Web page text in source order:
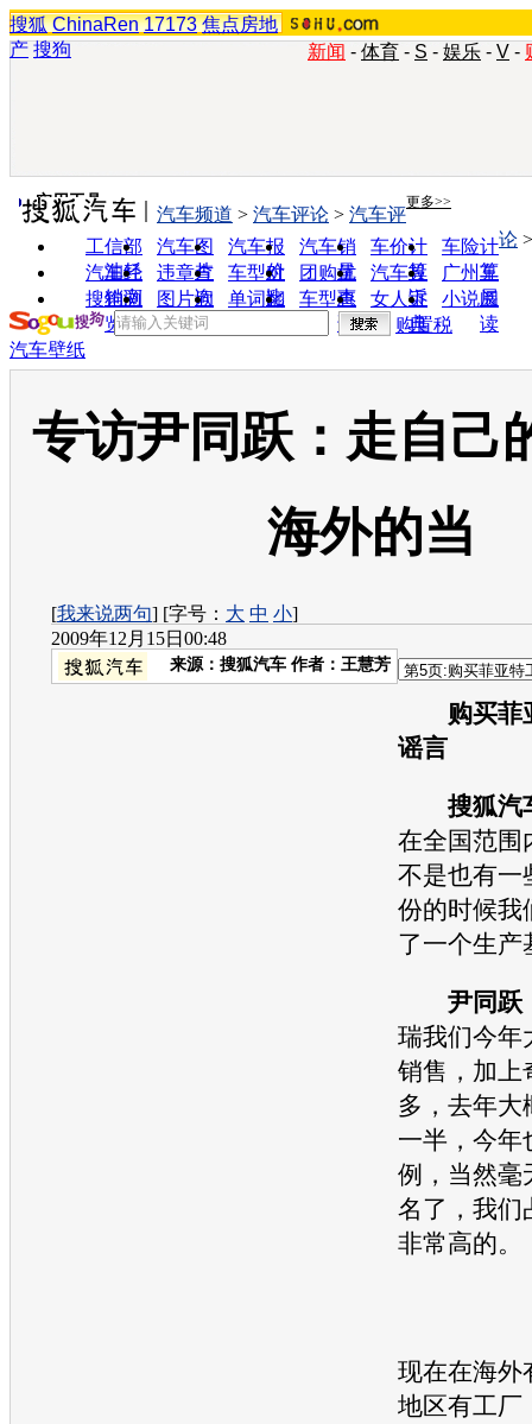
搜狐 ChinaRen 17173 焦点房地
产 搜狗 新闻 - 体育 - S - 娱乐 - V -
实用工具 更多>>
工信部
油耗
汽车图
片
汽车报
价
汽车销
量
车价计
算
车险计
算
汽车经
销商
违章查
询
车型对
比
团购优
惠
汽车投
诉
广州车
展
搜狗浏
览器
图片欣
赏
单词翻
车型查
询
女人宝
典
小说阅
读
汽车频道 > 汽车评论 > 汽车评
论
购置税
汽车壁纸
专访尹同跃：走自己
海外的当
[我来说两句] [字号： 大 中 小]
2009年12月15日00:48
来源： 搜狐汽车 作者：王慧芳
购买菲
谣言
搜狐汽
在全国范围
不是也有一
份的时候我
了一个生产
尹同跃
瑞我们今年
销售，加上
多，去年大
一半，今年
例，当然毫
名了，我们
非常高的。
现在在海外
地区有工厂